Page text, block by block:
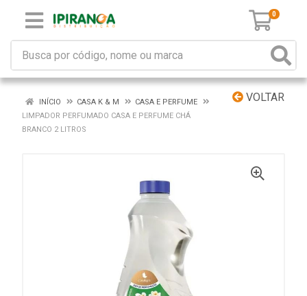
0
VOLTAR
INÍCIO CASA K & M
CASA E PERFUME
LIMPADOR PERFUMADO CASA E PERFUME CHÁ
BRANCO 2 LITROS